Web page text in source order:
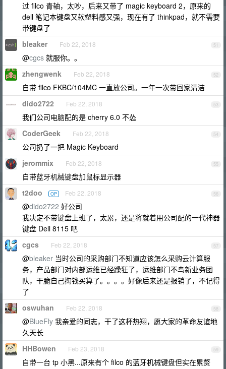
过 filco 青轴，太吵，后来又带了 magic keyboard 2，原来的
dell 笔记本键盘又软塑料感又强，现在有了 thinkpad，就不需要
带键盘了
51
bleaker Feb 22, 2018
@cgcs 就服你。。
52
zhengwenk Feb 22, 2018
自带 filco FKBC/104MC 一直放公司。一年一次带回家清洁
53
dido2722 Feb 22, 2018
我们公司电脑配的是 cherry 6.0 不怂
54
CoderGeek Feb 22, 2018
公司扔了一把 Magic Keyboard
55
jerommix Feb 22, 2018
自带蓝牙机械键盘加鼠标显示器
56
t2doo OP Feb 22, 2018
@dido2722 好公司
我决定不带键盘上班了，太累，还是将就着用公司配的一代神器
键盘 Dell 8115 吧
57
cgcs Feb 22, 2018
@bleaker 当时公司的采购部门不知道应该怎么采购云计算服
务，产品部门对内部运维已经躁狂了，运维部门不鸟新业务团
队，干脆自己掏钱买算了。。。。好像后来还是报销了，不记得
了
58
oswuhan Feb 22, 2018
@BlueFly 我亲爱的同志，干了这杯热翔，愿大家的革命友谊地
久天长
59
HHBowen Feb 23, 2018
自带一台 tp 小黑...原来有个 filco 的蓝牙机械键盘但实在累赘